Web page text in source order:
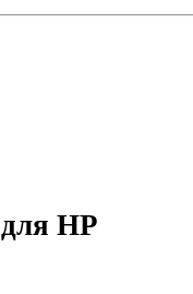
для HP